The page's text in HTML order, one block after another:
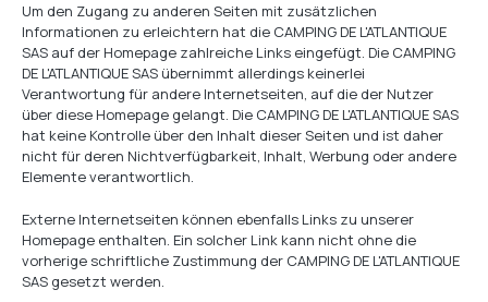
Um den Zugang zu anderen Seiten mit zusätzlichen
Informationen zu erleichtern hat die CAMPING DE L'ATLANTIQUE
SAS auf der Homepage zahlreiche Links eingefügt. Die CAMPING
DE L'ATLANTIQUE SAS übernimmt allerdings keinerlei
Verantwortung für andere Internetseiten, auf die der Nutzer
über diese Homepage gelangt. Die CAMPING DE L'ATLANTIQUE SAS
hat keine Kontrolle über den Inhalt dieser Seiten und ist daher
nicht für deren Nichtverfügbarkeit, Inhalt, Werbung oder andere
Elemente verantwortlich.
Externe Internetseiten können ebenfalls Links zu unserer
Homepage enthalten. Ein solcher Link kann nicht ohne die
vorherige schriftliche Zustimmung der CAMPING DE L'ATLANTIQUE
SAS gesetzt werden.